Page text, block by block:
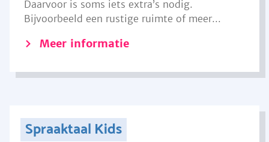
Daarvoor is soms iets extra’s nodig.
Bijvoorbeeld een rustige ruimte of meer...
Meer informatie
Spraaktaal Kids